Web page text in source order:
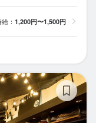
： 1,200円〜1,500円